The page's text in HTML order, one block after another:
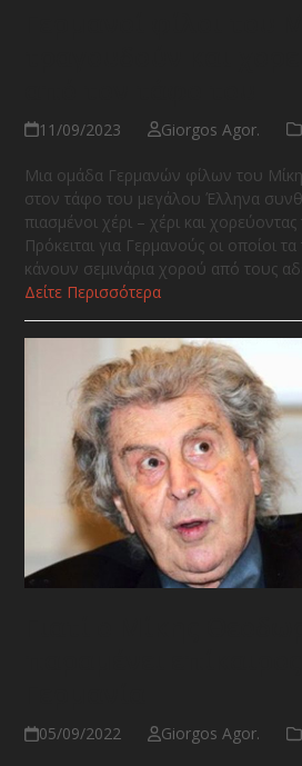
11/09/2023 Giorgos Agor.
Μια ομάδα Γερμανών φίλων του
στον τάφο του μεγάλου Έλληνα
πιασμένοι χέρι – χέρι και
Πρόκειται για Γερμανούς οι οποίοι τα
κάνουν σεμινάρια χορού από τους
Δείτε Περισσότερα
05/09/2022 Giorgos Agor.